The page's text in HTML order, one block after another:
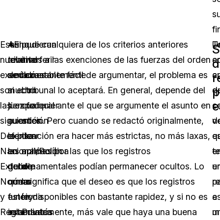
Esas
nueve
exenciones
son
las
siguientes
Defensa
Nacional/Política
Exterior,
Normas
y
Reglamentos
*El
tribunal
dedicó
mucho
tiempo
a
explicar
en
detalle
cómo
funciona
esta
pudieran
interferir
razonablemente
con
cualquier
acción
de
aplicación
de
la
ley
Privaría
Aunque cualquiera de los criterios anteriores
relativos a las exenciones de las fuerzas del orden
sería bastante fácil de argumentar, el problema es
si el tribunal lo aceptará. En general, depende del
juez federal ante el que se argumente el asunto en
cuestión. Pero cuando se redactó originalmente,
la intención era hacer más estrictas, no más laxas,
las normas por las que los registros
gubernamentales podían permanecer ocultos. Lo
que significa que el deseo es que los registros
estén disponibles con bastante rapidez, y si no es
inmediatamente, más vale que haya una buena
a